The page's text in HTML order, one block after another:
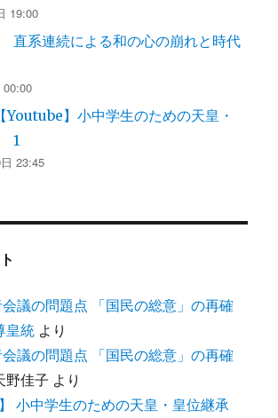
19:00
直系連続による和の心の崩れと時代
00:00
Youtube】小中学生のための天皇・
1
23:45
議の問題点 「国民の総意」の再確
皇統 より
議の問題点 「国民の総意」の再確
野佳子 より
小中学生のための天皇・皇位継承